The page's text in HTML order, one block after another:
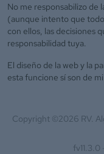
No me responsabilizo de
(aunque intento que
con ellos, las decisiones
responsabilidad tuya.
El diseño de la web y la
esta funcione sí son de
Copyright ©2026 RV.
fv11.3.0 ·